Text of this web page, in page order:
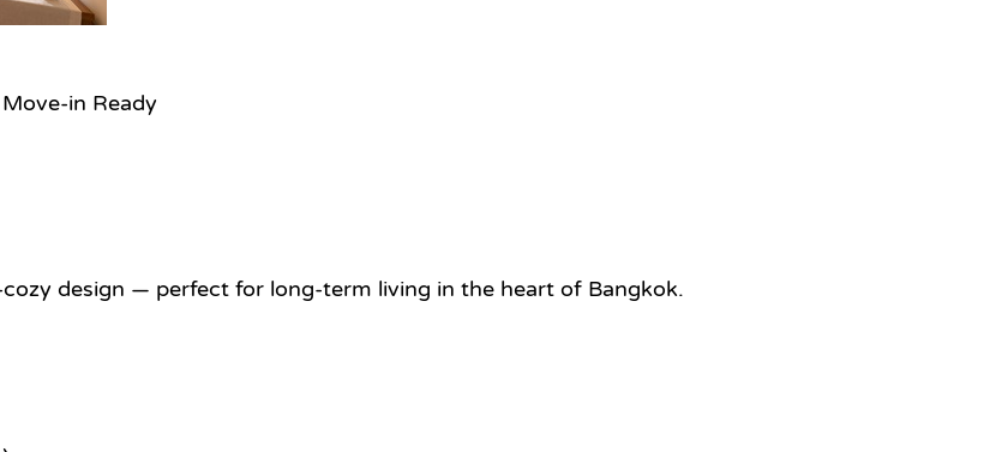
in Ready
design — perfect for long-term living in the heart of Bangkok.